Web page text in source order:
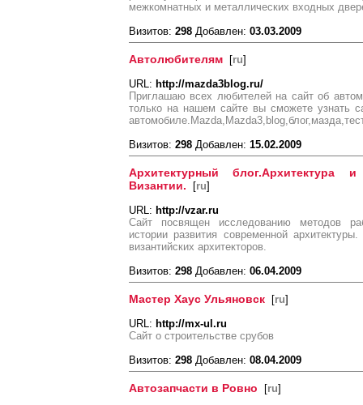
межкомнатных и металлических входных
Визитов: 298 Добавлен: 03.03.2009
Автолюбителям [ru]
URL: http://mazda3blog.ru/
Приглашаю всех любителей на сайт об
только на нашем сайте вы сможете узнать
Визитов: 298 Добавлен: 15.02.2009
Архитектурный блог.Архитектура
Византии. [ru]
URL: http://vzar.ru
Сайт посвящен исследованию методов
истории развития современной
византийских архитекторов.
Визитов: 298 Добавлен: 06.04.2009
Мастер Хаус Ульяновск [ru]
URL: http://mx-ul.ru
Сайт о строительстве срубов
Визитов: 298 Добавлен: 08.04.2009
Автозапчасти в Ровно [ru]